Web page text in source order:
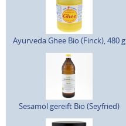
Ayurveda Ghee Bio (Finck), 480 g
Sesamöl gereift Bio (Seyfried)